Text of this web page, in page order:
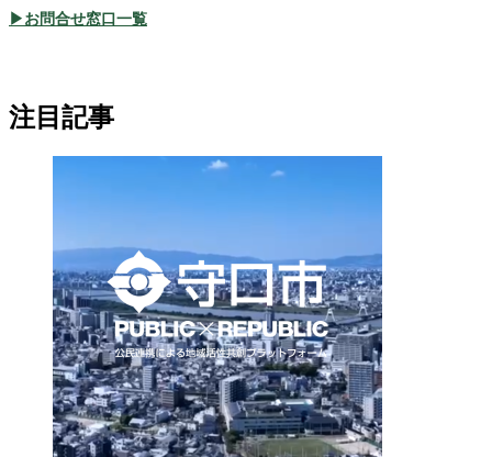
▶お問合せ窓口一覧
注目記事